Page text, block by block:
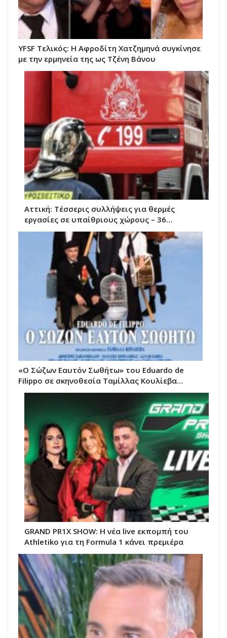
YFSF Τελικός: Η Αφροδίτη Χατζημηνά συγκίνησε
με την ερμηνεία της ως Τζένη Βάνου
Αττική: Τέσσερις συλλήψεις για θερμές
εργασίες σε υπαίθριους χώρους – 36…
«Ο Σώζων Εαυτόν Σωθήτω» του Eduardo de
Filippo σε σκηνοθεσία Ταμίλλας Κουλίεβα…
GRAND PR1X SHOW: Η νέα live εκπομπή του
Athletiko για τη Formula 1 κάνει πρεμιέρα